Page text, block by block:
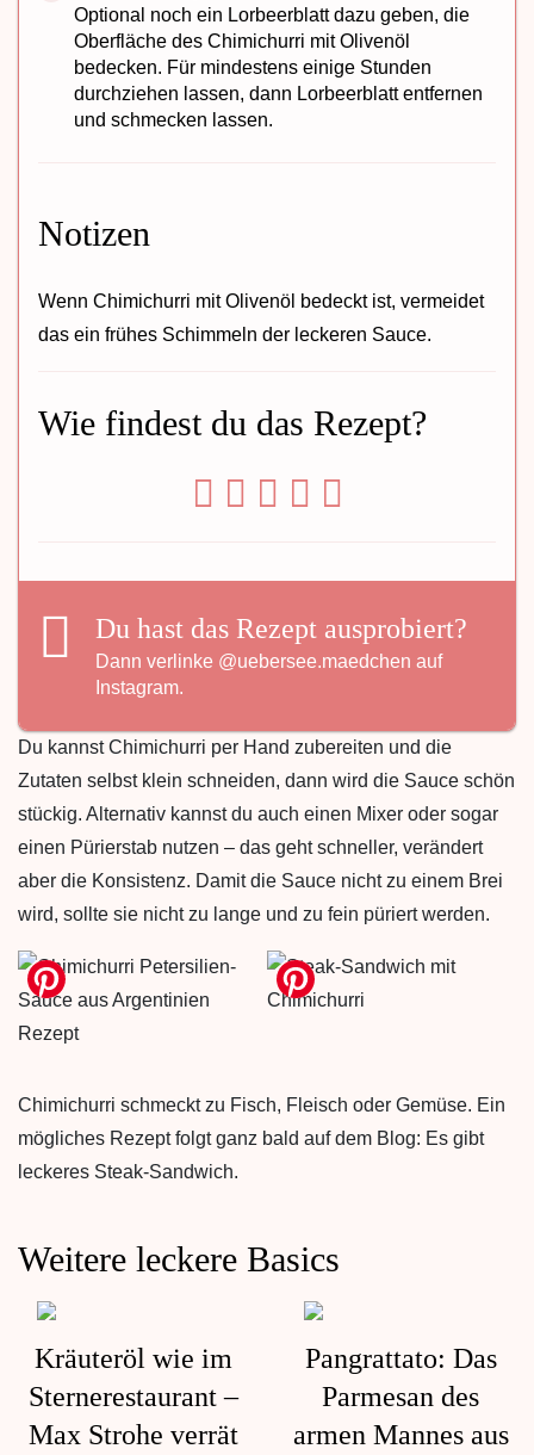
Optional noch ein Lorbeerblatt dazu geben, die
Oberfläche des Chimichurri mit Olivenöl
bedecken. Für mindestens einige Stunden
durchziehen lassen, dann Lorbeerblatt entfernen
und schmecken lassen.
Notizen
Wenn Chimichurri mit Olivenöl bedeckt ist, vermeidet
das ein frühes Schimmeln der leckeren Sauce.
Wie findest du das Rezept?
Du hast das Rezept ausprobiert?
Dann verlinke @uebersee.maedchen auf
Instagram.
Du kannst Chimichurri per Hand zubereiten und die
Zutaten selbst klein schneiden, dann wird die Sauce schön
stückig. Alternativ kannst du auch einen Mixer oder sogar
einen Pürierstab nutzen – das geht schneller, verändert
aber die Konsistenz. Damit die Sauce nicht zu einem Brei
wird, sollte sie nicht zu lange und zu fein püriert werden.
Chimichurri schmeckt zu Fisch, Fleisch oder Gemüse. Ein
mögliches Rezept folgt ganz bald auf dem Blog: Es gibt
leckeres Steak-Sandwich.
Weitere leckere Basics
Kräuteröl wie im
Sternerestaurant –
Max Strohe verrät
Pangrattato: Das
Parmesan des
armen Mannes aus